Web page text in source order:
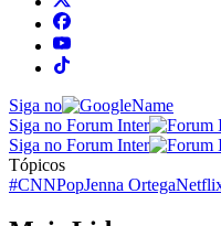
Siga no
Siga no Forum Inter
Siga no Forum Inter
Tópicos
#CNNPopJenna Ortega